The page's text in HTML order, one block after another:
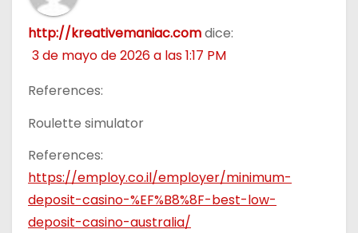
s
http://kreativemaniac.comdice:
3 de mayo de 2026 a las 1:17 PM
References:
Roulette simulator
References:
https://employ.co.il/employer/minimum-
deposit-casino-%EF%B8%8F-best-low-
deposit-casino-australia/